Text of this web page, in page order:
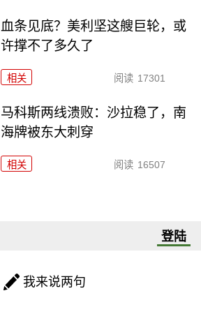
血条见底？美利坚这艘巨轮，或
许撑不了多久了
相关 阅读 17301
马科斯两线溃败：沙拉稳了，南
海牌被东大刺穿
相关 阅读 16507
登陆
我来说两句